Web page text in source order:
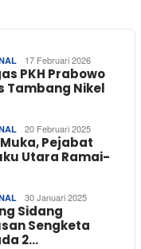
17 Februari 2026
PKH Prabowo
Tambang Nikel
20 Februari 2025
Pejabat
Utara Ramai-
30 Januari 2025
Sidang
Sengketa
2…